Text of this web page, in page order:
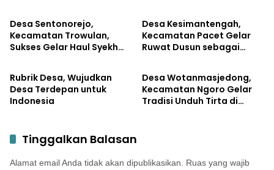
Desa Sentonorejo,
Kecamatan Trowulan,
Sukses Gelar Haul Syekh
Dukungan Pemkab
Desa Kesimantengah,
Kecamatan Pacet Gelar
Ruwat Dusun sebagai
Asal-Usul
Rubrik Desa, Wujudkan
Desa Terdepan untuk
Indonesia
Asal-Usul
Desa Wotanmasjedong,
Kecamatan Ngoro Gelar
Tradisi Unduh Tirta di
Tinggalkan Balasan
Alamat email Anda tidak akan dipublikasikan.
Ruas yang wajib